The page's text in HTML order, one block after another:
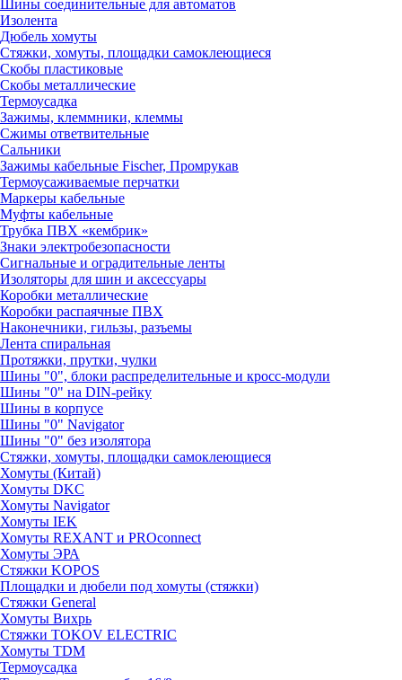
Шины соединительные для автоматов
Изолента
Дюбель хомуты
Стяжки, хомуты, площадки самоклеющиеся
Скобы пластиковые
Скобы металлические
Термоусадка
Зажимы, клеммники, клеммы
Сжимы ответвительные
Сальники
Зажимы кабельные Fischer, Промрукав
Термоусаживаемые перчатки
Маркеры кабельные
Муфты кабельные
Трубка ПВХ «кембрик»
Знаки электробезопасности
Сигнальные и оградительные ленты
Изоляторы для шин и аксессуары
Коробки металлические
Коробки распаячные ПВХ
Наконечники, гильзы, разъемы
Лента спиральная
Протяжки, прутки, чулки
Шины "0", блоки распределительные и кросс-модули
Шины "0" на DIN-рейку
Шины в корпусе
Шины "0" Navigator
Шины "0" без изолятора
Стяжки, хомуты, площадки самоклеющиеся
Хомуты (Китай)
Хомуты DKC
Хомуты Navigator
Хомуты IEK
Хомуты REXANT и PROconnect
Хомуты ЭРА
Стяжки KOPOS
Площадки и дюбели под хомуты (стяжки)
Стяжки General
Хомуты Вихрь
Стяжки TOKOV ELECTRIC
Хомуты TDM
Термоусадка